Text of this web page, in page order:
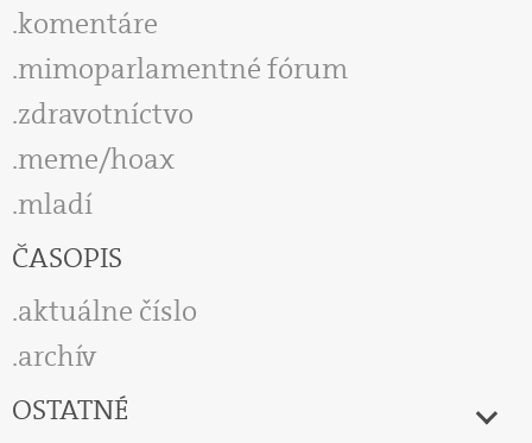
komentáre
mimoparlamentné fórum
zdravotníctvo
meme/hoax
mladí
ČASOPIS
aktuálne číslo
archív
OSTATNÉ